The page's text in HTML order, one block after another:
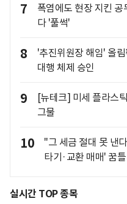
7
폭염에도 현장 지킨
다 '풀썩'
8
'추진위원장 해임' 올
대행 체제 승인
9
[뉴테크] 미세 플라스
그물
10
"그 세금 절대 못 낸
타기·교환 매매' 꿈틀
실시간 TOP 종목